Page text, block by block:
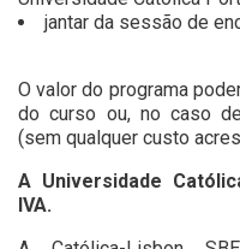
jantar da sessão de
O valor do programa
do curso ou, no caso
(sem qualquer custo
A Universidade
IVA.